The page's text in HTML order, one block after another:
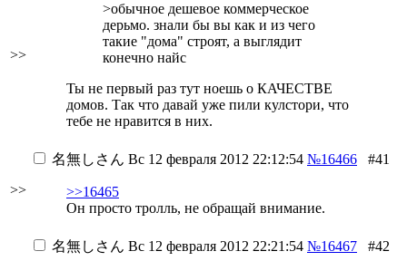
>>
>обычное дешевое коммерческое
дерьмо. знали бы вы как и из чего
такие "дома" строят, а выглядит
конечно найс
Ты не первый раз тут ноешь о КАЧЕСТВЕ
домов. Так что давай уже пили кулстори, что
тебе не нравится в них.
>>
名無しさん Вс 12 февраля 2012 22:12:54 №16466 #41
>>16465
Он просто тролль, не обращай внимание.
名無しさん Вс 12 февраля 2012 22:21:54 №16467 #42